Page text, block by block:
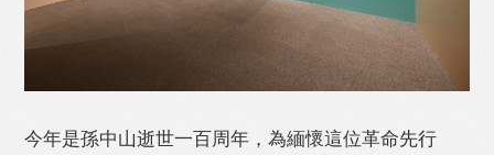
今年是孫中山逝世一百周年，為緬懷這位革命先行